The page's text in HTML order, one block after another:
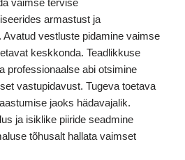
vaimse tervise
armastust ja
Avatud vestluste pidamine vaimse
keskkonda. Teadlikkuse
professionaalse abi otsimine
vastupidavust. Tugeva toetava
jaoks hädavajalik.
ja isiklike piiride seadmine
tõhusalt hallata vaimset